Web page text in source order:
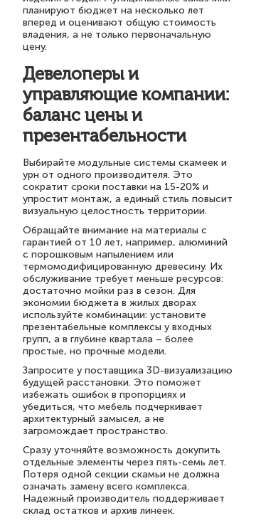
планируют бюджет на несколько лет
вперед и оценивают общую стоимость
владения, а не только первоначальную
цену.
Девелоперы и
управляющие компании:
баланс цены и
презентабельности
Выбирайте модульные системы скамеек и
урн от одного производителя. Это
сократит сроки поставки на 15-20% и
упростит монтаж, а единый стиль повысит
визуальную целостность территории.
Обращайте внимание на материалы с
гарантией от 10 лет, например, алюминий
с порошковым напылением или
термомодифицированную древесину. Их
обслуживание требует меньше ресурсов:
достаточно мойки раз в сезон. Для
экономии бюджета в жилых дворах
используйте комбинации: установите
презентабельные комплексы у входных
групп, а в глубине квартала – более
простые, но прочные модели.
Запросите у поставщика 3D-визуализацию
будущей расстановки. Это поможет
избежать ошибок в пропорциях и
убедиться, что мебель подчеркивает
архитектурный замысел, а не
загромождает пространство.
Сразу уточняйте возможность докупить
отдельные элементы через пять-семь лет.
Потеря одной секции скамьи не должна
означать замену всего комплекса.
Надежный производитель поддерживает
склад остатков и архив линеек.